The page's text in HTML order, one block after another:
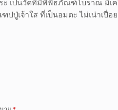
ระ เป็นวัดที่มีพิพิธภัณฑ์โบราณ
ปู่เจ้าใส ที่เป็นอมตะ ไม่เน่าเปื่อย